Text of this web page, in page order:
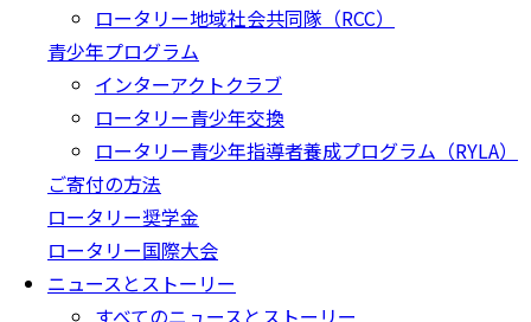
ロータリー地域社会共同隊（RCC）
青少年プログラム
インターアクトクラブ
ロータリー青少年交換
ロータリー青少年指導者養成プログラム（RYLA）
ご寄付の方法
ロータリー奨学金
ロータリー国際大会
ニュースとストーリー
すべてのニュースとストーリー